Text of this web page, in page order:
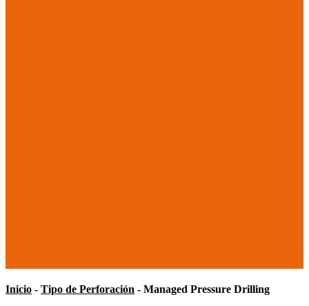
Inicio - Tipo de Perforación - Managed Pressure Drilling